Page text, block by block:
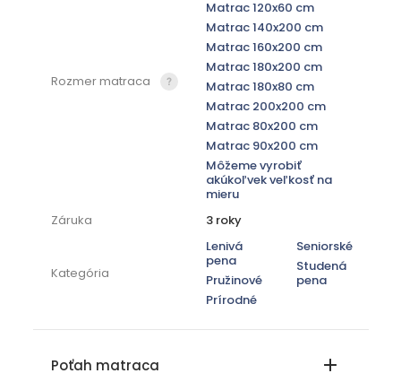
Rozmer matraca
Matrac 120x60 cm
Matrac 140x200 cm
Matrac 160x200 cm
Matrac 180x200 cm
Matrac 180x80 cm
Matrac 200x200 cm
Matrac 80x200 cm
Matrac 90x200 cm
Môžeme vyrobiť
akúkoľvek veľkosť na
mieru
Záruka
3 roky
Kategória
Lenivá
pena
Pružinové
Prírodné
Seniorské
Studená
pena
Poťah matraca